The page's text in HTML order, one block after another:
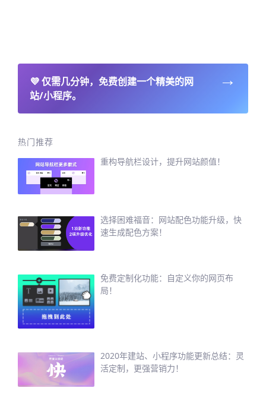
💜仅需几分钟，免费创建一个精美的网
站/小程序。
→
热门推荐
重构导航栏设计，提升网站颜值！
选择困难福音：网站配色功能升级，快
速生成配色方案！
免费定制化功能：自定义你的网页布
局！
2020年建站、小程序功能更新总结：灵
活定制，更强营销力！